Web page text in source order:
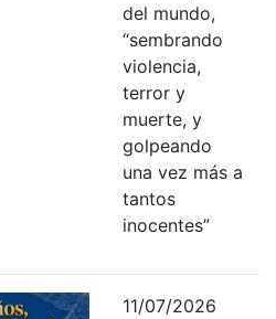
del mundo,
“sembrando
violencia,
terror y
muerte, y
golpeando
una vez más a
tantos
inocentes”
11/07/2026